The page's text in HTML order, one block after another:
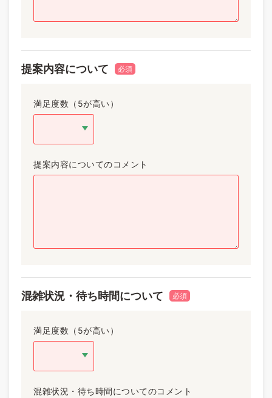
提案内容について 必須
満足度数（5が高い）
提案内容についてのコメント
混雑状況・待ち時間について 必須
満足度数（5が高い）
混雑状況・待ち時間についてのコメント